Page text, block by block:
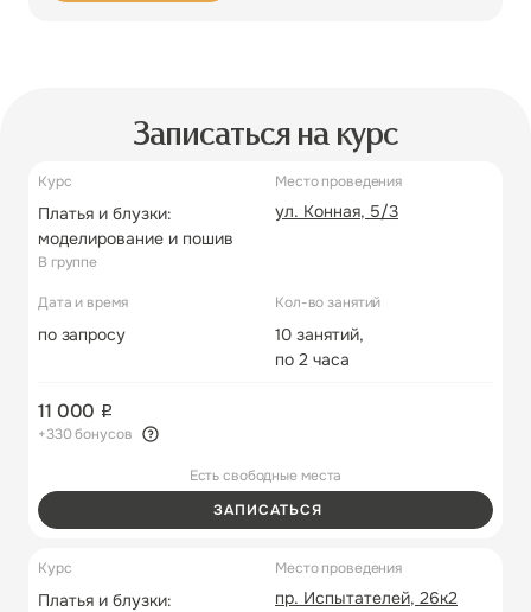
Записаться на курс
Курс
Платья и блузки:
моделирование и пошив
В группе
Место проведения
ул. Конная, 5/3
Дата и время
по запросу
Кол-во занятий
10 занятий,
по 2 часа
11 000
+330 бонусов
Есть свободные места
ЗАПИСАТЬСЯ
Курс
Платья и блузки:
Место проведения
пр. Испытателей, 26к2